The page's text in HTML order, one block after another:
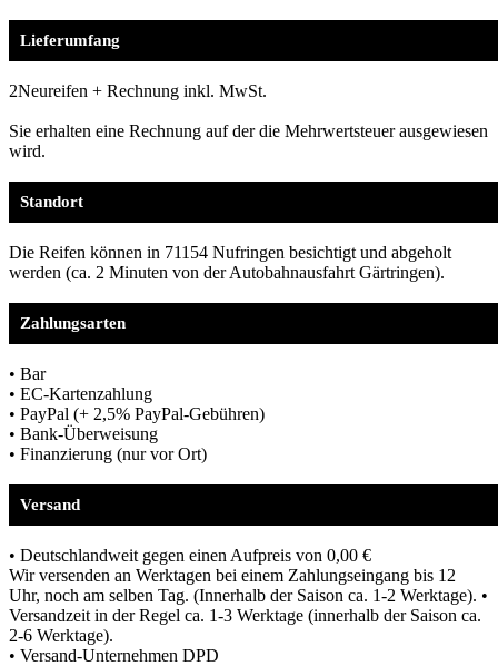
Lieferumfang
2Neureifen + Rechnung inkl. MwSt.
Sie erhalten eine Rechnung auf der die Mehrwertsteuer ausgewiesen
wird.
Standort
Die Reifen können in 71154 Nufringen besichtigt und abgeholt
werden (ca. 2 Minuten von der Autobahnausfahrt Gärtringen).
Zahlungsarten
• Bar
• EC-Kartenzahlung
• PayPal (+ 2,5% PayPal-Gebühren)
• Bank-Überweisung
• Finanzierung (nur vor Ort)
Versand
• Deutschlandweit gegen einen Aufpreis von 0,00 €
Wir versenden an Werktagen bei einem Zahlungseingang bis 12
Uhr, noch am selben Tag. (Innerhalb der Saison ca. 1-2 Werktage). •
Versandzeit in der Regel ca. 1-3 Werktage (innerhalb der Saison ca.
2-6 Werktage).
• Versand-Unternehmen DPD